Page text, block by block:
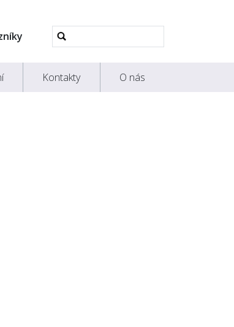
Pokročilé
vyhledávání...
Kontakty O nás